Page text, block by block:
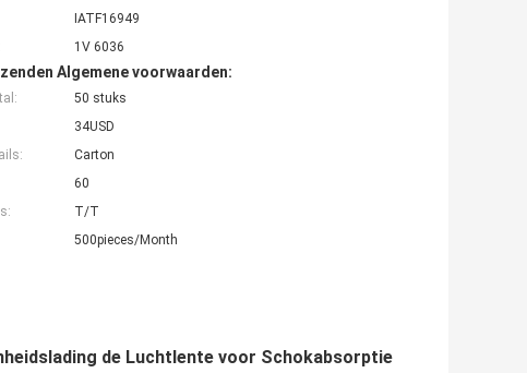
IATF16949
1V 6036
Algemene voorwaarden:
50 stuks
34USD
Carton
60
T/T
500pieces/Month
de Luchtlente voor Schokabsorptie